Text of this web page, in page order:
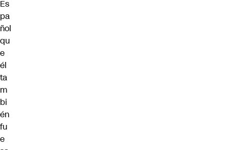
Es
pa
ñol
qu
e
él
ta
m
bi
én
fu
e